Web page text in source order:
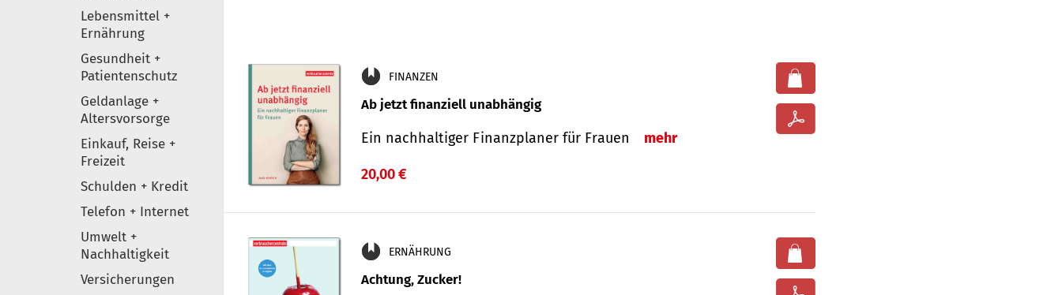
Lebensmittel +
Ernährung
Gesundheit +
Patientenschutz
Geldanlage +
Altersvorsorge
Einkauf, Reise +
Freizeit
Schulden + Kredit
Telefon + Internet
Umwelt +
Nachhaltigkeit
Versicherungen
FINANZEN
Ab jetzt finanziell unabhängig
Ein nachhaltiger Finanzplaner für Frauen mehr
20,00 €
ERNÄHRUNG
Achtung, Zucker!